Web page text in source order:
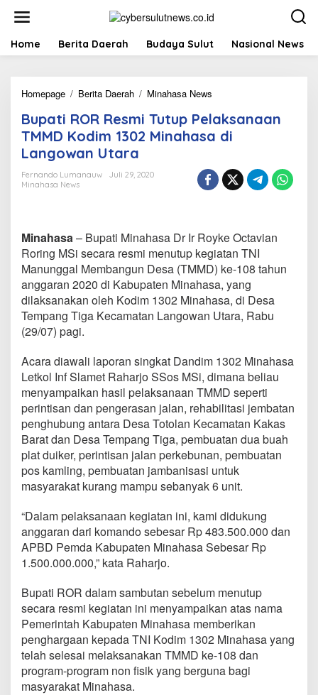
t
Home Berita Daerah Budaya Sulut Nasional News
Homepage / Berita Daerah / Minahasa News
p
a
t
R
O
s
m
i
T
u
t
u
p
l
a
k
s
a
n
a
a
n
T
M
D
K
o
d
1
3
0
2
M
i
n
Bupati ROR Resmi Tutup Pelaksanaan
TMMD Kodim 1302 Minahasa di
Langowan Utara
Fernando Lumanauw
Juli 29, 2020
Minahasa News
Minahasa– Bupati Minahasa Dr Ir Royke Octavian
Roring MSi secara resmi menutup kegiatan TNI
Manunggal Membangun Desa (TMMD) ke-108 tahun
anggaran 2020 di Kabupaten Minahasa, yang
dilaksanakan oleh Kodim 1302 Minahasa, di Desa
Tempang Tiga Kecamatan Langowan Utara, Rabu
(29/07) pagi.
Acara diawali laporan singkat Dandim 1302 Minahasa
Letkol Inf Slamet Raharjo SSos MSi, dimana beliau
menyampaikan hasil pelaksanaan TMMD seperti
perintisan dan pengerasan jalan, rehabilitasi jembatan
penghubung antara Desa Totolan Kecamatan Kakas
Barat dan Desa Tempang Tiga, pembuatan dua buah
plat duiker, perintisan jalan perkebunan, pembuatan
pos kamling, pembuatan jambanisasi untuk
masyarakat kurang mampu sebanyak 6 unit.
“Dalam pelaksanaan kegiatan ini, kami didukung
anggaran dari komando sebesar Rp 483.500.000 dan
APBD Pemda Kabupaten Minahasa Sebesar Rp
1.500.000.000,” kata Raharjo.
Bupati ROR dalam sambutan sebelum menutup
secara resmi kegiatan ini menyampaikan atas nama
Pemerintah Kabupaten Minahasa memberikan
penghargaan kepada TNI Kodim 1302 Minahasa yang
telah selesai melaksanakan TMMD ke-108 dan
program-program non fisik yang berguna bagi
masyarakat Minahasa.